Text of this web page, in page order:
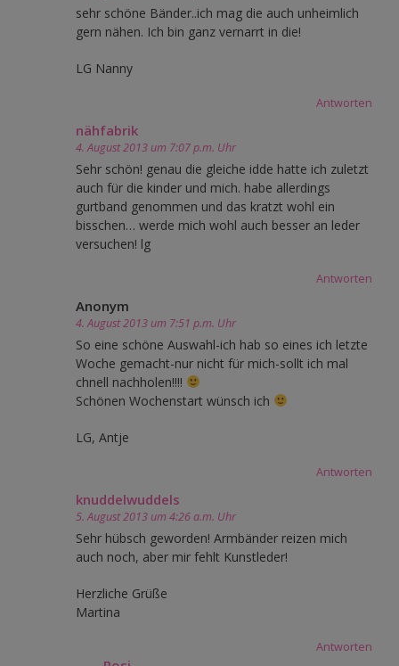
sehr schöne Bänder..ich mag die auch unheimlich
gern nähen. Ich bin ganz vernarrt in die!
LG Nanny
Antworten
nähfabrik
4. August 2013 um 7:07 p.m. Uhr
Sehr schön! genau die gleiche idde hatte ich zuletzt
auch für die kinder und mich. habe allerdings
gurtband genommen und das kratzt wohl ein
bisschen… werde mich wohl auch besser an leder
versuchen! lg
Antworten
Anonym
4. August 2013 um 7:51 p.m. Uhr
So eine schöne Auswahl-ich hab so eines ich letzte
Woche gemacht-nur nicht für mich-sollt ich mal
chnell nachholen!!!!
Schönen Wochenstart wünsch ich
LG, Antje
Antworten
knuddelwuddels
5. August 2013 um 4:26 a.m. Uhr
Sehr hübsch geworden! Armbänder reizen mich
auch noch, aber mir fehlt Kunstleder!
Herzliche Grüße
Martina
Antworten